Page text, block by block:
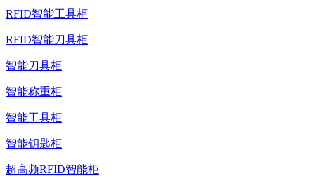
RFID智能工具柜
RFID智能刀具柜
智能刀具柜
智能称重柜
智能工具柜
智能钥匙柜
超高频RFID智能柜